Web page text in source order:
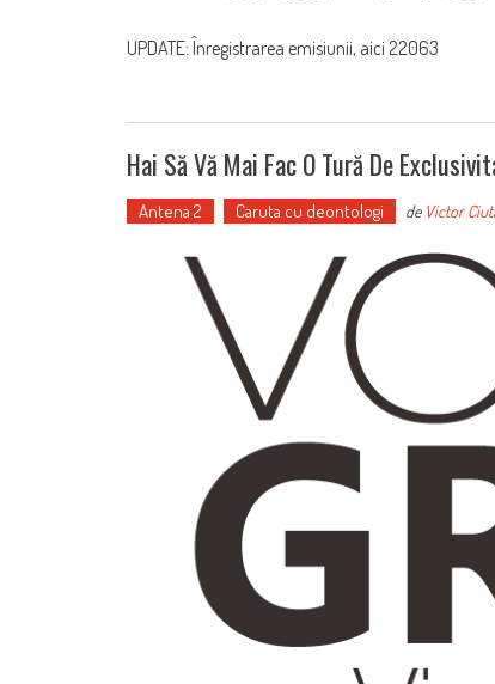
UPDATE: Înregistrarea emisiunii, aici 22063
Hai Să Vă Mai Fac O Tură De
Antena 2 Caruta cu deontologi de Victor